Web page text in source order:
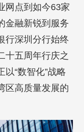
网点到如今63家
金融新锐到服务
行深圳分行始终
十五周年行庆之
“数智化”战略
区高质量发展的